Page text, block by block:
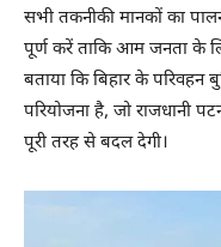
सभी तकनीकी मानकों का
पूर्ण करें ताकि आम जनता के
बताया कि बिहार के परिवहन
परियोजना है, जो राजधानी
पूरी तरह से बदल देगी।